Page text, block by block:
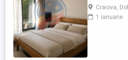
situate
Mare, la
intens și
Craiova,
1 ianuarie